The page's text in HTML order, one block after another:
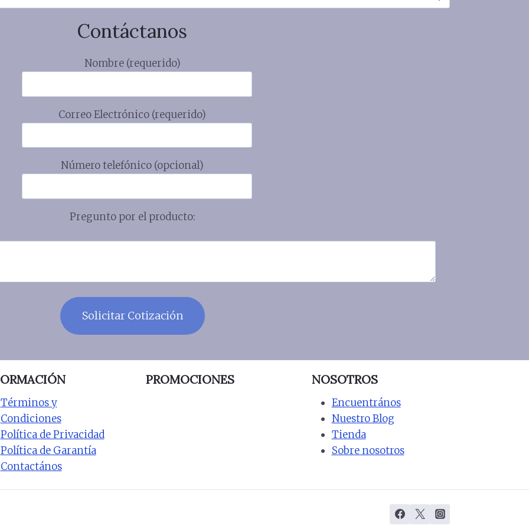
Contáctanos
Nombre (requerido)
Correo Electrónico (requerido)
Número telefónico (opcional)
Pregunto por el producto:
Términos y
Condiciones
Política de Privacidad
Política de Garantía
Contactános
PROMOCIONES NOSOTROS
Encuentrános
Nuestro Blog
Tienda
Sobre nosotros